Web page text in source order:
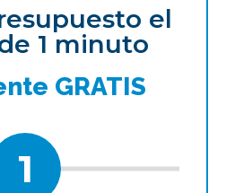
el
1 minuto
GRATIS
1